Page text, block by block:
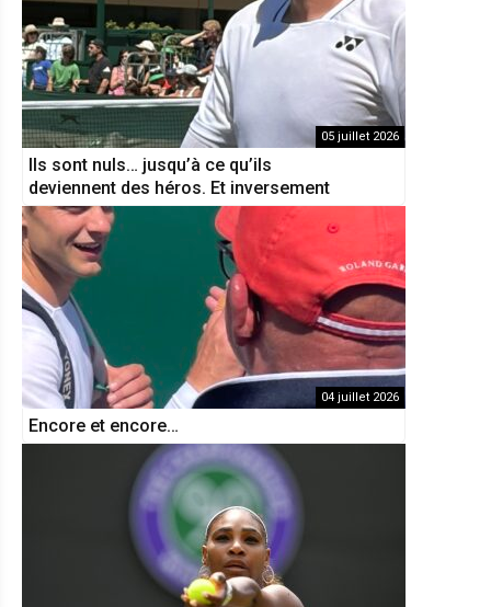
05 juillet 2026
Ils sont nuls… jusqu’à ce qu’ils
deviennent des héros. Et inversement
04 juillet 2026
Encore et encore…